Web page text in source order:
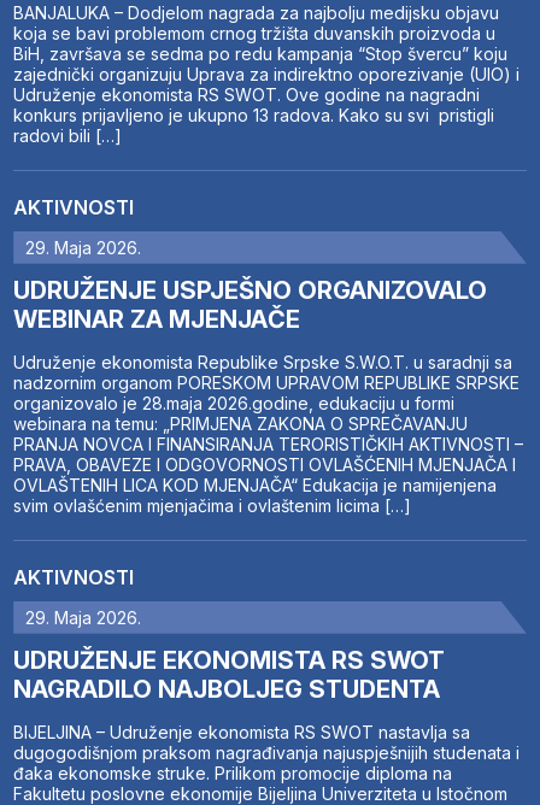
BANJALUKA – Dodjelom nagrada za najbolju medijsku objavu
koja se bavi problemom crnog tržišta duvanskih proizvoda u
BiH, završava se sedma po redu kampanja “Stop švercu” koju
zajednički organizuju Uprava za indirektno oporezivanje (UIO) i
Udruženje ekonomista RS SWOT. Ove godine na nagradni
konkurs prijavljeno je ukupno 13 radova. Kako su svi pristigli
radovi bili […]
AKTIVNOSTI
29. Maja 2026.
UDRUŽENJE USPJEŠNO ORGANIZOVALO
WEBINAR ZA MJENJAČE
Udruženje ekonomista Republike Srpske S.W.O.T. u saradnji sa
nadzornim organom PORESKOM UPRAVOM REPUBLIKE SRPSKE
organizovalo je 28.maja 2026.godine, edukaciju u formi
webinara na temu: „PRIMJENA ZAKONA O SPREČAVANJU
PRANJA NOVCA I FINANSIRANJA TERORISTIČKIH AKTIVNOSTI –
PRAVA, OBAVEZE I ODGOVORNOSTI OVLAŠĆENIH MJENJAČA I
OVLAŠTENIH LICA KOD MJENJAČA“ Edukacija je namijenjena
svim ovlašćenim mjenjačima i ovlaštenim licima […]
AKTIVNOSTI
29. Maja 2026.
UDRUŽENJE EKONOMISTA RS SWOT
NAGRADILO NAJBOLJEG STUDENTA
BIJELJINA – Udruženje ekonomista RS SWOT nastavlja sa
dugogodišnjom praksom nagrađivanja najuspješnijih studenata i
đaka ekonomske struke. Prilikom promocije diploma na
Fakultetu poslovne ekonomije Bijeljina Univerziteta u Istočnom